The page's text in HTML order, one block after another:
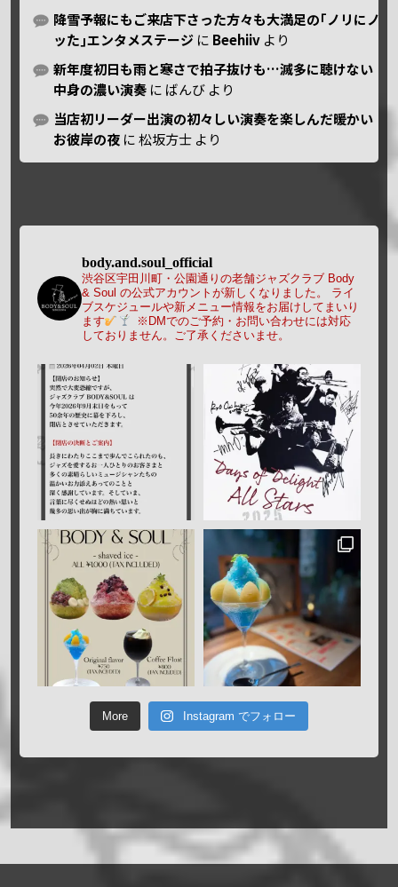
降雪予報にもご来店下さった方々も大満足の｢ノリにノ
ッた｣エンタメステージ に Beehiiv より
新年度初日も雨と寒さで拍子抜けも…滅多に聴けない
中身の濃い演奏 に ばんび より
当店初リーダー出演の初々しい演奏を楽しんだ暖かい
お彼岸の夜 に松坂方士 より
body.and.soul_official
渋谷区宇田川町・公園通りの老舗ジャズクラブ Body
& Soul の公式アカウントが新しくなりました。
ライ
ブスケジュールや新メニュー情報をお届けしてまいり
ます
※DMでのご予約・お問い合わせには対応
しておりません。ご了承くださいませ。
More Instagram でフォロー